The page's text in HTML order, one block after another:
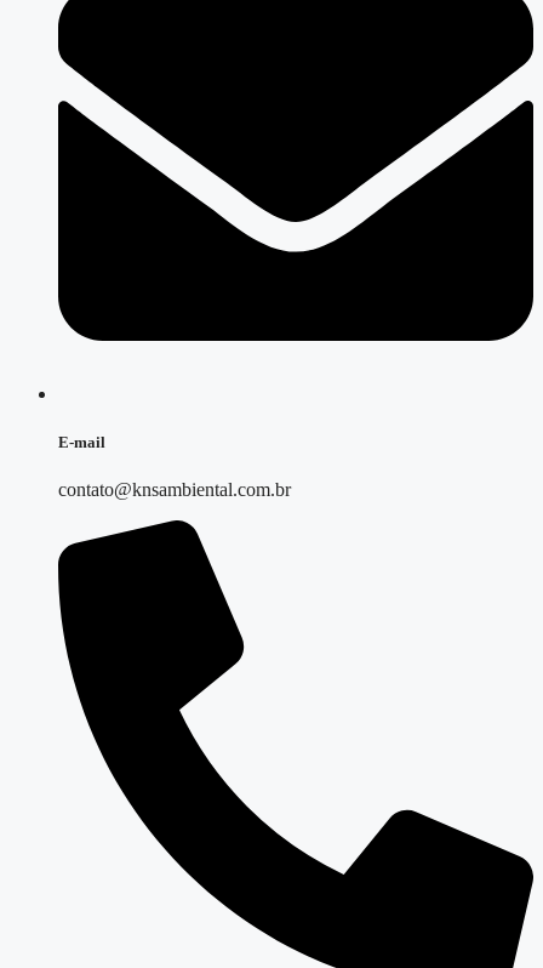
E-mail
contato@knsambiental.com.br